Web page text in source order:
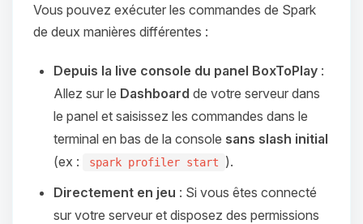
Vous pouvez exécuter les commandes de Spark
de deux manières différentes :
Depuis la live console du panel BoxToPlay :
Allez sur le Dashboard de votre serveur dans
le panel et saisissez les commandes dans le
terminal en bas de la console sans slash initial
(ex :
spark profiler start
).
Directement en jeu : Si vous êtes connecté
sur votre serveur et disposez des permissions